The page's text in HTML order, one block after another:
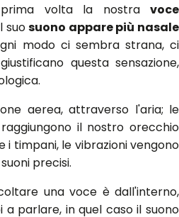
volta la nostra voce
suosuono appare più nasale
modo ci sembra strana, ci
questa sensazione,
aerea, attraverso l'aria; le
il nostro orecchio
timpani, le vibrazioni vengono
precisi.
una voce è dall'interno,
a parlare, in quel caso il suono